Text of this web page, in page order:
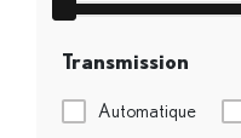
Transmission
Automatique